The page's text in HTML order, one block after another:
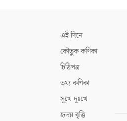
এই দিনে
কৌতুক কণিকা
চিঠিপত্র
তথ্য কণিকা
সুখে দুঃখে
হৃদয় বৃত্তি